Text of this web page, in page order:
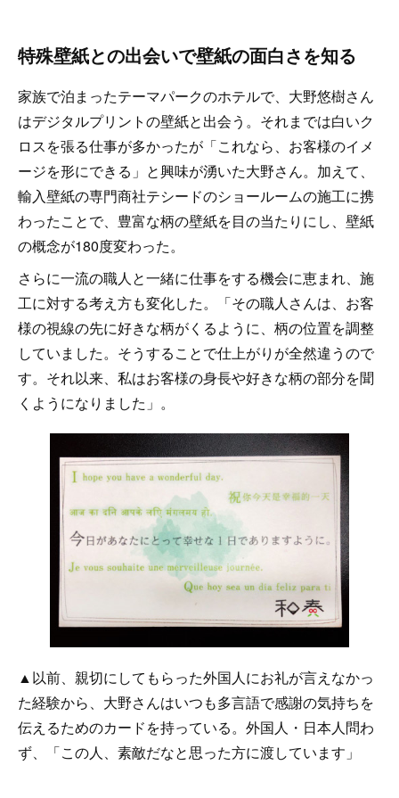
特殊壁紙との出会いで壁紙の面白さを知る
家族で泊まったテーマパークのホテルで、大野悠樹さん
はデジタルプリントの壁紙と出会う。それまでは白いク
ロスを張る仕事が多かったが「これなら、お客様のイメ
ージを形にできる」と興味が湧いた大野さん。加えて、
輸入壁紙の専門商社テシードのショールームの施工に携
わったことで、豊富な柄の壁紙を目の当たりにし、壁紙
の概念が180度変わった。
さらに一流の職人と一緒に仕事をする機会に恵まれ、施
工に対する考え方も変化した。「その職人さんは、お客
様の視線の先に好きな柄がくるように、柄の位置を調整
していました。そうすることで仕上がりが全然違うので
す。それ以来、私はお客様の身長や好きな柄の部分を聞
くようになりました」。
▲以前、親切にしてもらった外国人にお礼が言えなかっ
た経験から、大野さんはいつも多言語で感謝の気持ちを
伝えるためのカードを持っている。外国人・日本人問わ
ず、「この人、素敵だなと思った方に渡しています」